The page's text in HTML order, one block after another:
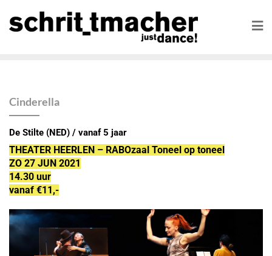
Cinderella
De Stilte (NED) / vanaf 5 jaar
THEATER HEERLEN – RABOzaal Toneel op toneel
ZO 27 JUN 2021
14.30 uur
vanaf €11,-